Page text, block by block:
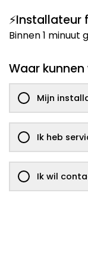
⚡Installateur
Waar kunnen
Mijn
Ik heb
Ik wil